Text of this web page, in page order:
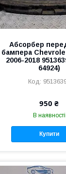
Абсорбер
бампера
2006-2018
64924)
950 ₴
В наявності
Купити